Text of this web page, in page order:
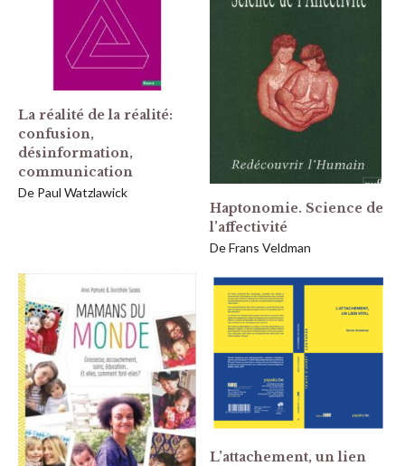
La réalité de la réalité:
confusion,
désinformation,
communication
De Paul Watzlawick
Haptonomie. Science de
l’affectivité
De Frans Veldman
L’attachement, un lien